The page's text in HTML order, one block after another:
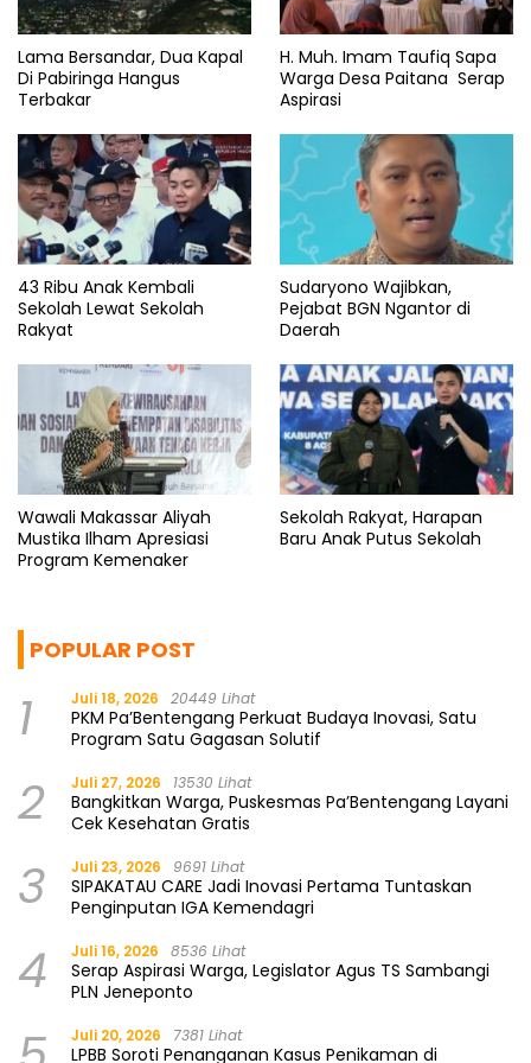
Lama Bersandar, Dua Kapal
Di Pabiringa Hangus
Terbakar
H. Muh. Imam Taufiq Sapa
Warga Desa Paitana Serap
Aspirasi
43 Ribu Anak Kembali
Sekolah Lewat Sekolah
Rakyat
Sudaryono Wajibkan,
Pejabat BGN Ngantor di
Daerah
Wawali Makassar Aliyah
Mustika Ilham Apresiasi
Program Kemenaker
Sekolah Rakyat, Harapan
Baru Anak Putus Sekolah
POPULAR POST
1 Juli 18, 2026 20449 Lihat
PKM Pa’Bentengang Perkuat Budaya Inovasi, Satu
Program Satu Gagasan Solutif
2 Juli 27, 2026 13530 Lihat
Bangkitkan Warga, Puskesmas Pa’Bentengang Layani
Cek Kesehatan Gratis
3 Juli 23, 2026 9691 Lihat
SIPAKATAU CARE Jadi Inovasi Pertama Tuntaskan
Penginputan IGA Kemendagri
4 Juli 16, 2026 8536 Lihat
Serap Aspirasi Warga, Legislator Agus TS Sambangi
PLN Jeneponto
Juli 20, 2026 7381 Lihat
LPBB Soroti Penanganan Kasus Penikaman di